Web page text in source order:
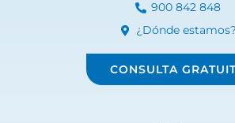
900 842 848
¿Dónde estamos?
CONSULTA